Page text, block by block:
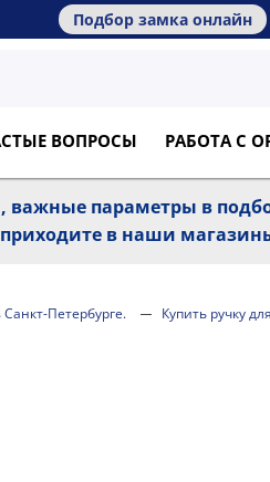
Подбор замка онлайн
ВОПРОСЫ РАБОТА С
важные параметры в
приходите в наши
Санкт-Петербурге.
Купить ручку